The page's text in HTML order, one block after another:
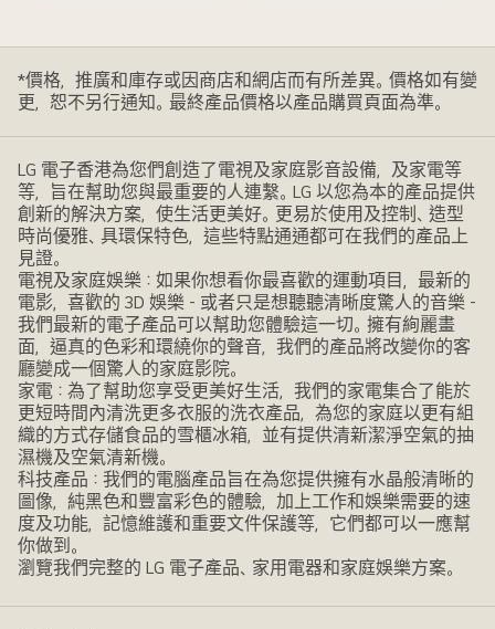
*價格，推廣和庫存或因商店和網店而有所差異。價格如有變
更，恕不另行通知。最終產品價格以產品購買頁面為準。
LG 電子香港為您們創造了電視及家庭影音設備，及家電等
等，旨在幫助您與最重要的人連繫。LG 以您為本的產品提供
創新的解決方案，使生活更美好。更易於使用及控制、造型
時尚優雅、具環保特色，這些特點通通都可在我們的產品上
見證。
電視及家庭娛樂：如果你想看你最喜歡的運動項目，最新的
電影，喜歡的 3D 娛樂 - 或者只是想聽聽清晰度驚人的音樂 -
我們最新的電子產品可以幫助您體驗這一切。擁有絢麗畫
面，逼真的色彩和環繞你的聲音，我們的產品將改變你的客
廳變成一個驚人的家庭影院。
家電：為了幫助您享受更美好生活，我們的家電集合了能於
更短時間內清洗更多衣服的洗衣產品，為您的家庭以更有組
織的方式存儲食品的雪櫃冰箱，並有提供清新潔淨空氣的抽
濕機及空氣清新機。
科技產品：我們的電腦產品旨在為您提供擁有水晶般清晰的
圖像，純黑色和豐富彩色的體驗，加上工作和娛樂需要的速
度及功能，記憶維護和重要文件保護等，它們都可以一應幫
你做到。
瀏覽我們完整的 LG 電子產品、家用電器和家庭娛樂方案。